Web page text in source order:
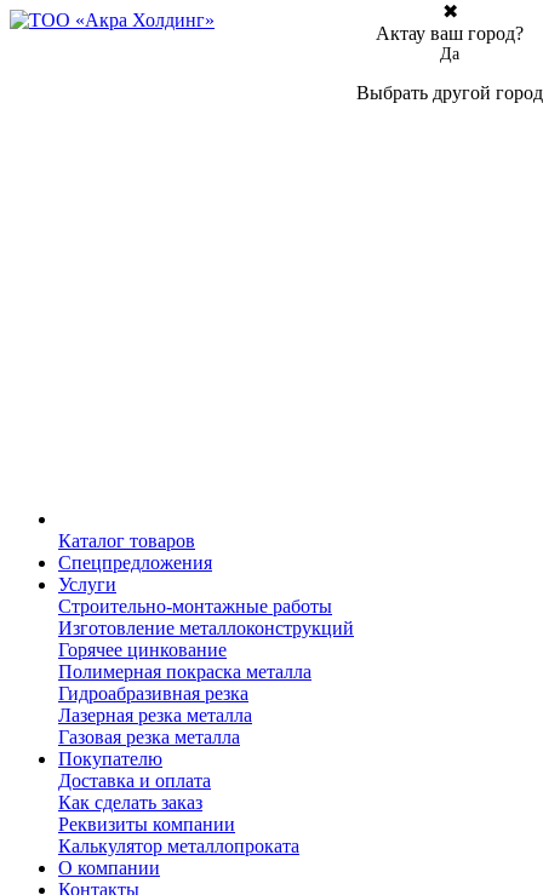
Каталог товаров
Спецпредложения
Услуги
Строительно-монтажные работы
Изготовление металлоконструкций
Горячее цинкование
Полимерная покраска металла
Гидроабразивная резка
Лазерная резка металла
Газовая резка металла
Покупателю
Доставка и оплата
Как сделать заказ
Реквизиты компании
Калькулятор металлопроката
О компании
Контакты
✖
Актау ваш город?
Да
Выбрать другой город